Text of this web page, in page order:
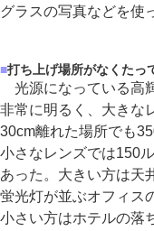
グラスの写真などを使
■打ち上げ場所がなくたっ
光源になっている高
非常に明るく、大きな
30cm離れた場所でも
小さなレンズでは150
あった。大きい方は天
蛍光灯が並ぶオフィス
小さい方はホテルの落